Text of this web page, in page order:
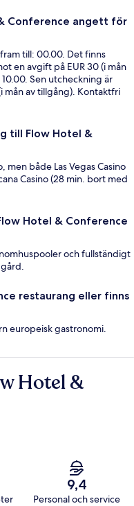
Conference angett för
till: 00.00. Det finns
en avgift på EUR 30 (i mån
Sen utcheckning är
mån av tillgång). Kontaktfri
till Flow Hotel &
både Las Vegas Casino
Casino (28 min. bort med
Hotel & Conference
och fullständigt
restaurang eller finns
europeisk gastronomi.
Hotel &
9,4
Personal och service